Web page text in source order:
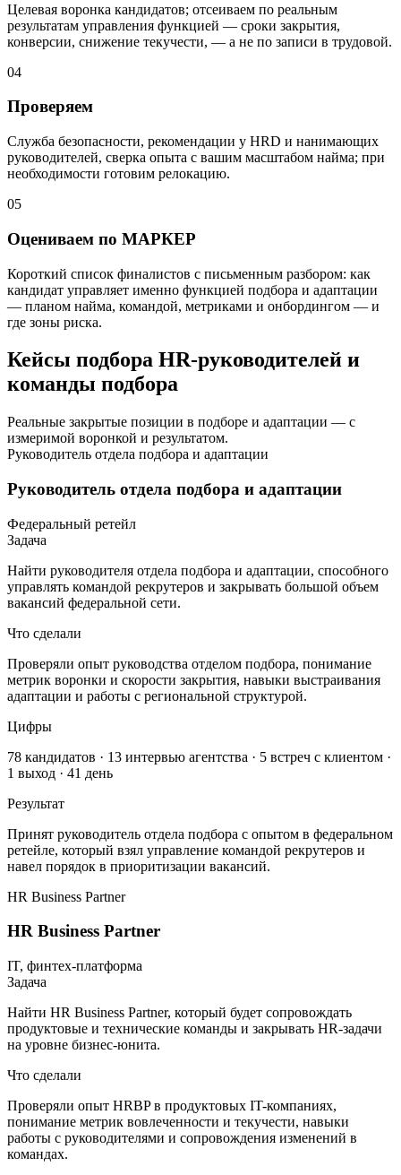
Целевая воронка кандидатов; отсеиваем по реальным
результатам управления функцией — сроки закрытия,
конверсии, снижение текучести, — а не по записи в трудовой.
04
Проверяем
Служба безопасности, рекомендации у HRD и нанимающих
руководителей, сверка опыта с вашим масштабом найма; при
необходимости готовим релокацию.
05
Оцениваем по МАРКЕР
Короткий список финалистов с письменным разбором: как
кандидат управляет именно функцией подбора и адаптации
— планом найма, командой, метриками и онбордингом — и
где зоны риска.
Кейсы подбора HR-руководителей и
команды подбора
Реальные закрытые позиции в подборе и адаптации — с
измеримой воронкой и результатом.
Руководитель отдела подбора и адаптации
Руководитель отдела подбора и адаптации
Федеральный ретейл
Задача
Найти руководителя отдела подбора и адаптации, способного
управлять командой рекрутеров и закрывать большой объем
вакансий федеральной сети.
Что сделали
Проверяли опыт руководства отделом подбора, понимание
метрик воронки и скорости закрытия, навыки выстраивания
адаптации и работы с региональной структурой.
Цифры
78 кандидатов · 13 интервью агентства · 5 встреч с клиентом ·
1 выход · 41 день
Результат
Принят руководитель отдела подбора с опытом в федеральном
ретейле, который взял управление командой рекрутеров и
навел порядок в приоритизации вакансий.
HR Business Partner
HR Business Partner
IT, финтех-платформа
Задача
Найти HR Business Partner, который будет сопровождать
продуктовые и технические команды и закрывать HR-задачи
на уровне бизнес-юнита.
Что сделали
Проверяли опыт HRBP в продуктовых IT-компаниях,
понимание метрик вовлеченности и текучести, навыки
работы с руководителями и сопровождения изменений в
командах.